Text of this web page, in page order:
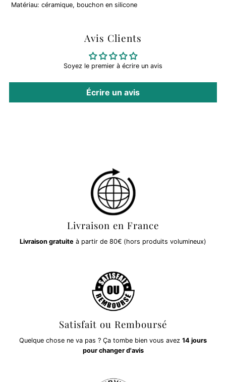
Matériau: céramique, bouchon en silicone
Avis Clients
Soyez le premier à écrire un avis
Écrire un avis
Livraison en France
Livraison gratuite à partir de 80€ (hors produits volumineux)
Satisfait ou Remboursé
Quelque chose ne va pas ? Ça tombe bien vous avez 14 jours
pour changer d'avis